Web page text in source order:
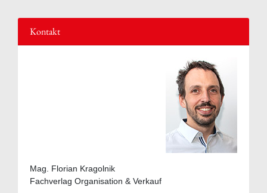
Kontakt
Mag. Florian Kragolnik
Fachverlag Organisation & Verkauf